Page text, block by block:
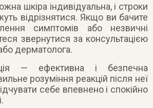
шкіра індивідуальна, і строки
відрізнятися. Якщо ви бачите
симптомів або незвичні
звернутися за консультацією
дерматолога.
— ефективна і безпечна
розуміння реакцій після неї
себе впевнено і спокійно